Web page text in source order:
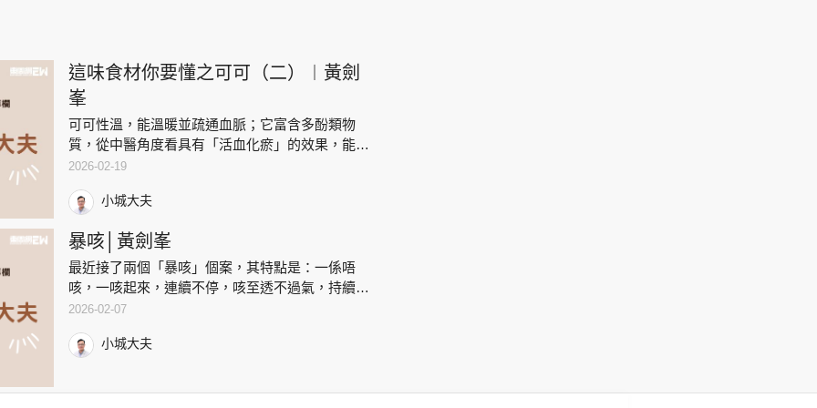
這味食材你要懂之可可（二）︱黃劍
峯
可可性溫，能溫暖並疏通血脈；它富含多酚類物
質，從中醫角度看具有「活血化瘀」的效果，能改
善身體細微的血液循環。對於有輕微血瘀體質的人
等），適量食用可以起到輔助改
2026-02-19
小城大夫
暴咳│黃劍峯
最近接了兩個「暴咳」個案，其特點是：一係唔
咳，一咳起來，連續不停，咳至透不過氣，持續三
周未癒。他們敍述時均不約而同用到：「咳到好似
突然收窄所致。細問之下，兩
2026-02-07
小城大夫